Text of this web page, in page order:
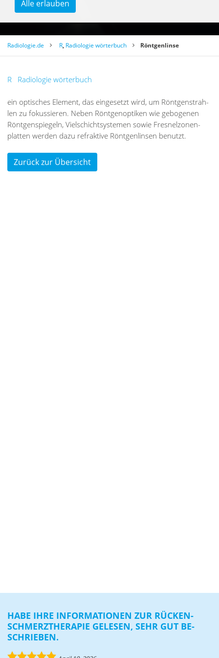
Alle erlauben
Radiologie.de R, Radiologie wörterbuch Röntgenlinse
R Radiologie wörterbuch
ein op­ti­sches Ele­ment, das ein­ge­setzt wird, um Rönt­gen­strah­
len zu fo­kus­sie­ren. Ne­ben Rönt­gen­op­ti­ken wie ge­bo­ge­nen
Rönt­gen­spie­geln, Viel­schicht­sys­te­men so­wie Fres­nel­zo­nen­
plat­ten wer­den dazu re­frak­ti­ve Rönt­gen­lin­sen be­nutzt.
Zurück zur Übersicht
HABE IHRE IN­FOR­MA­TIO­NEN ZUR RÜ­CKEN­
SCHMERZ­THE­RA­PIE GE­LE­SEN, SEHR GUT BE­
SCHRIE­BEN.
5.0